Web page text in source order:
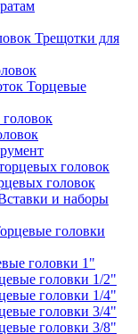
Трещотки для
Торцевые
головок
и наборы
головки
головки 1"
головки 1/2"
головки 1/4"
головки 3/4"
головки 3/8"